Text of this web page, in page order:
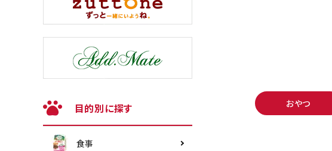
目的別に探す
食事
おやつ